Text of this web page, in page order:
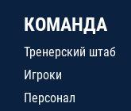
КОМАНДА
Тренерский штаб
Игроки
Персонал